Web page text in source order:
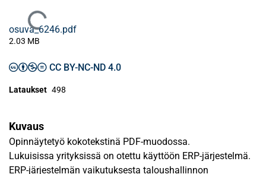
Ladataan...
osuva_6246.pdf
2.03 MB
CC BY-NC-ND 4.0
Lataukset 498
Kuvaus
Opinnäytetyö kokotekstinä PDF-muodossa.
Lukuisissa yrityksissä on otettu käyttöön ERP-järjestelmä.
ERP-järjestelmän vaikutuksesta taloushallinnon